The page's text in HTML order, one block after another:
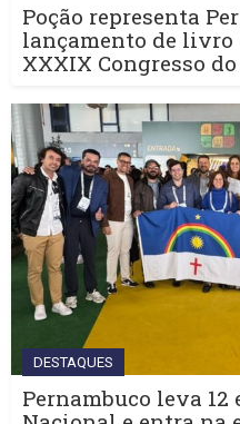
Poção representa
lançamento de livro
XXXIX Congresso do
DESTAQUES
Pernambuco leva